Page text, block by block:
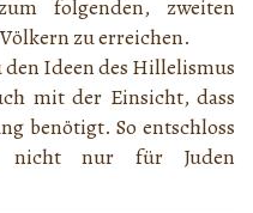
folgenden, zweiten
zu erreichen.
den Ideen des Hillelismus
mit der Einsicht, dass
benötigt. So entschloss
nicht nur für Juden